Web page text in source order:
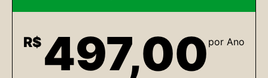
R$ 497,00 por Ano